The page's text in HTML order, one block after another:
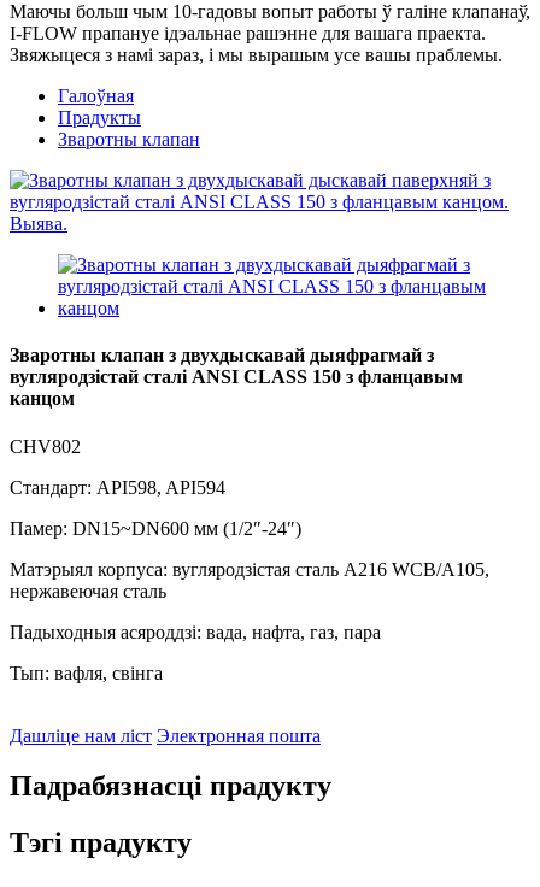
Маючы больш чым 10-гадовы вопыт работы ў галіне клапанаў,
I-FLOW прапануе ідэальнае рашэнне для вашага праекта.
Звяжыцеся з намі зараз, і мы вырашым усе вашы праблемы.
Галоўная
Прадукты
Зваротны клапан
Зваротны клапан з двухдыскавай дыяфрагмай з
вугляродзістай сталі ANSI CLASS 150 з фланцавым
канцом
CHV802
Стандарт: API598, API594
Памер: DN15~DN600 мм (1/2″-24″)
Матэрыял корпуса: вугляродзістая сталь A216 WCB/A105,
нержавеючая сталь
Падыходныя асяроддзі: вада, нафта, газ, пара
Тып: вафля, свінга
Дашліце нам ліст Электронная пошта
Падрабязнасці прадукту
Тэгі прадукту